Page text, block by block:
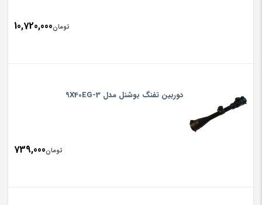
تومان10,720,000
دوربین تفنگ بوشنل مدل 3-9X40EG
تومان739,000